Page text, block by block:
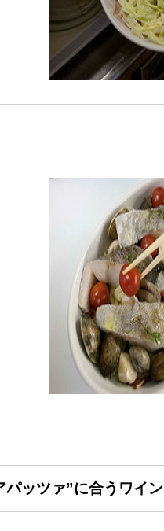
ッツァ”に合うワイン